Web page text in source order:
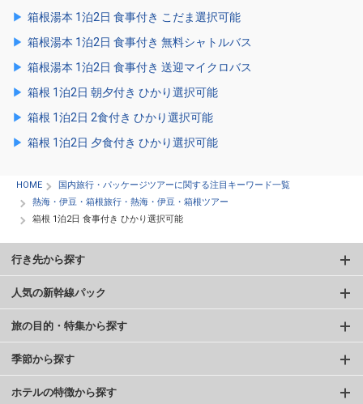
箱根湯本 1泊2日 食事付き こだま選択可能
箱根湯本 1泊2日 食事付き 無料シャトルバス
箱根湯本 1泊2日 食事付き 送迎マイクロバス
箱根 1泊2日 朝夕付き ひかり選択可能
箱根 1泊2日 2食付き ひかり選択可能
箱根 1泊2日 夕食付き ひかり選択可能
HOME
国内旅行・パッケージツアーに関する注目キーワード一覧
熱海・伊豆・箱根旅行・熱海・伊豆・箱根ツアー
箱根 1泊2日 食事付き ひかり選択可能
行き先から探す
人気の新幹線パック
旅の目的・特集から探す
季節から探す
ホテルの特徴から探す